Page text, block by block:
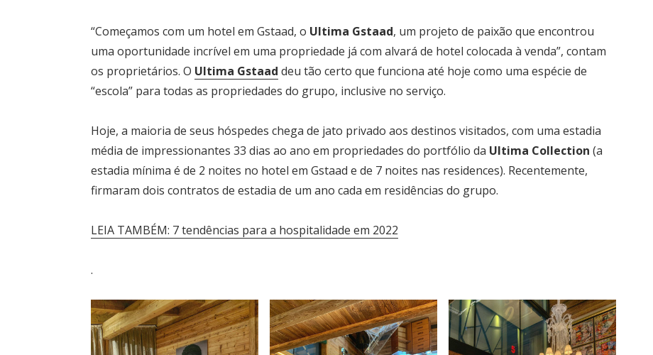
“Começamos com um hotel em Gstaad, o Ultima Gstaad, um projeto de paixão que encontrou
uma oportunidade incrível em uma propriedade já com alvará de hotel colocada à venda”, contam
os proprietários. O Ultima Gstaad deu tão certo que funciona até hoje como uma espécie de
“escola” para todas as propriedades do grupo, inclusive no serviço.
Hoje, a maioria de seus hóspedes chega de jato privado aos destinos visitados, com uma estadia
média de impressionantes 33 dias ao ano em propriedades do portfólio da Ultima Collection (a
estadia mínima é de 2 noites no hotel em Gstaad e de 7 noites nas residences). Recentemente,
firmaram dois contratos de estadia de um ano cada em residências do grupo.
LEIA TAMBÉM: 7 tendências para a hospitalidade em 2022
.